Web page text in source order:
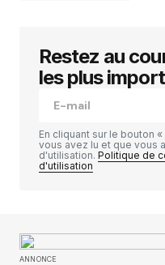
now!
RÉPONDRE
Comment*
Restez au
les plus
En cliquant sur le bouton
vous avez lu et que vous
d'utilisation. Politique de
d'utilisation
ANNONCE